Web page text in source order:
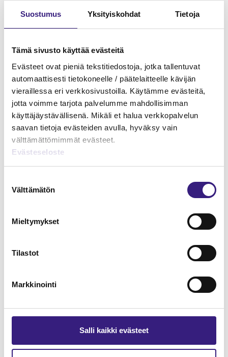
Suostumus Yksityiskohdat Tietoja
Tämä sivusto käyttää evästeitä
Evästeet ovat pieniä tekstitiedostoja, jotka tallentuvat
automaattisesti tietokoneelle / päätelaitteelle kävijän
vieraillessa eri verkkosivustoilla. Käytämme evästeitä,
jotta voimme tarjota palvelumme mahdollisimman
käyttäjäystävällisenä. Mikäli et halua verkkopalvelun
saavan tietoja evästeiden avulla, hyväksy vain
välttämättömimmät evästeet.
Evästeseloste
valinta
Välttämätön
Mieltymykset
Tilastot
Markkinointi
Salli kaikki evästeet
Verkkokauppa - kirjanpito ja
arvonlisäverotus
KIRJANPITO
Hankintameno kirjanpidossa ja
verotuksessa
YRITYKSEN ELINKAARI